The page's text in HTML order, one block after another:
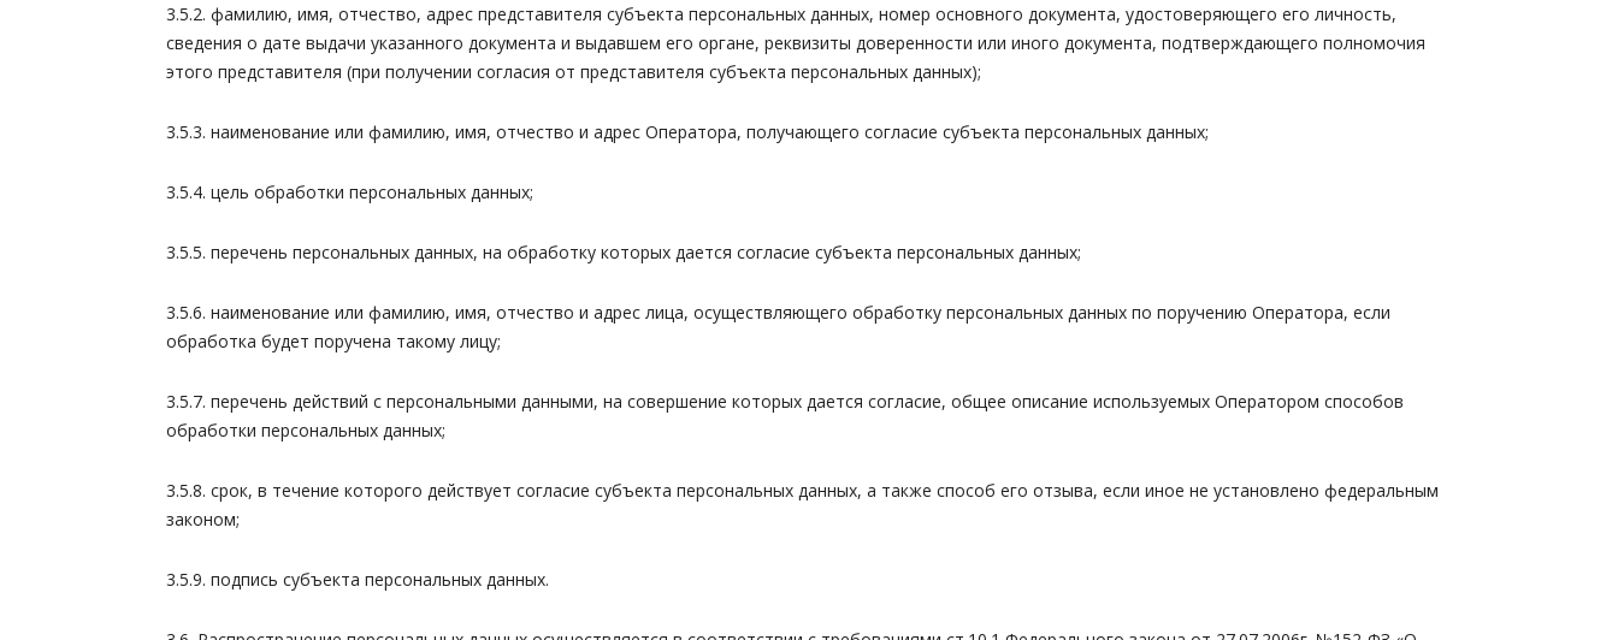
3.5.2. фамилию, имя, отчество, адрес представителя субъекта персональных данных, номер основного документа, удостоверяющего его личность,
сведения о дате выдачи указанного документа и выдавшем его органе, реквизиты доверенности или иного документа, подтверждающего полномочия
этого представителя (при получении согласия от представителя субъекта персональных данных);
3.5.3. наименование или фамилию, имя, отчество и адрес Оператора, получающего согласие субъекта персональных данных;
3.5.4. цель обработки персональных данных;
3.5.5. перечень персональных данных, на обработку которых дается согласие субъекта персональных данных;
3.5.6. наименование или фамилию, имя, отчество и адрес лица, осуществляющего обработку персональных данных по поручению Оператора, если
обработка будет поручена такому лицу;
3.5.7. перечень действий с персональными данными, на совершение которых дается согласие, общее описание используемых Оператором способов
обработки персональных данных;
3.5.8. срок, в течение которого действует согласие субъекта персональных данных, а также способ его отзыва, если иное не установлено федеральным
законом;
3.5.9. подпись субъекта персональных данных.